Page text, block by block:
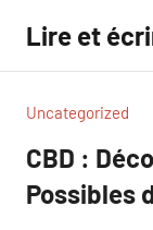
contenu
Lire et
Uncategorized
CBD :
Possibles